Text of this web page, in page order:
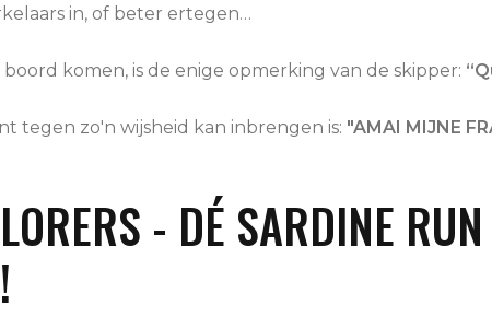
in, of beter ertegen…
komen, is de enige opmerking van de skipper:
tegen zo'n wijsheid kan inbrengen is: "AMAI MIJNE
- DÉ SARDINE RUN